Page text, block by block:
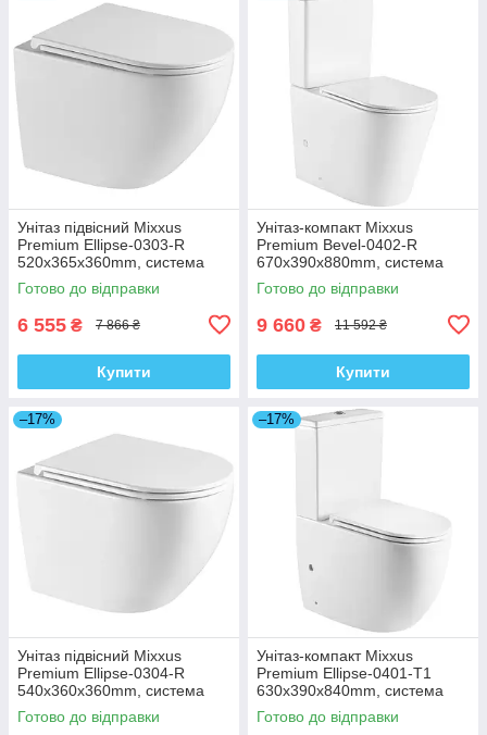
Унітаз підвісний Mixxus
Premium Ellipse-0303-R
520x365x360mm, система
змиву Rimless (MP6463)
Готово до відправки
6 555 ₴ 7 866 ₴
Купити
Унітаз-компакт Mixxus
Premium Bevel-0402-R
670x390x880mm, система
змиву RIMLESS (MP6474)
Готово до відправки
9 660 ₴ 11 592 ₴
Купити
–17%
Унітаз підвісний Mixxus
Premium Ellipse-0304-R
540x360x360mm, система
змиву Rimless (MP6466)
Готово до відправки
–17%
Унітаз-компакт Mixxus
Premium Ellipse-0401-T1
630x390x840mm, система
змиву TORNADO 1.0
(MP6467)
Готово до відправки